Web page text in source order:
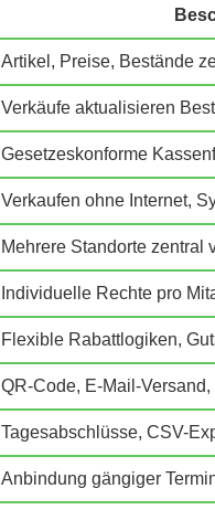
Artikel, Preise, Bestände
Verkäufe aktualisieren
Gesetzeskonforme
Verkaufen ohne Internet,
Mehrere Standorte zentral
Individuelle Rechte pro
Flexible Rabattlogiken,
QR-Code, E-Mail-
Tagesabschlüsse, CSV-
Anbindung gängiger